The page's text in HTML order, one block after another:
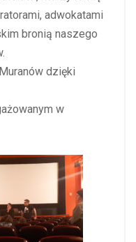
adwokatami
bronią naszego
dzięki
w